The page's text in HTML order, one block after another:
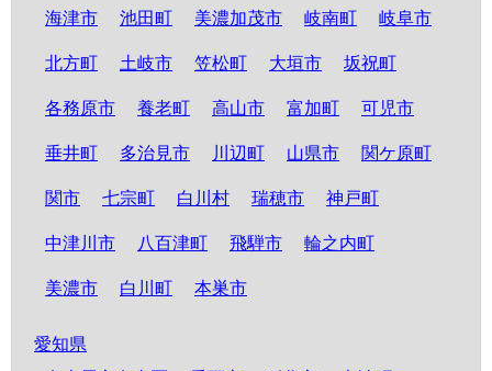
海津市 池田町 美濃加茂市 岐南町 岐阜市
北方町 土岐市 笠松町 大垣市 坂祝町
各務原市 養老町 高山市 富加町 可児市
垂井町 多治見市 川辺町 山県市 関ケ原町
関市 七宗町 白川村 瑞穂市 神戸町
中津川市 八百津町 飛騨市 輪之内町
美濃市 白川町 本巣市
愛知県